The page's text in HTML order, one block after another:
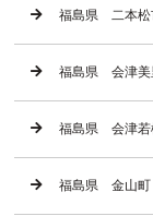
福島県 二本
福島県 会津美
福島県 会津若
福島県 金山